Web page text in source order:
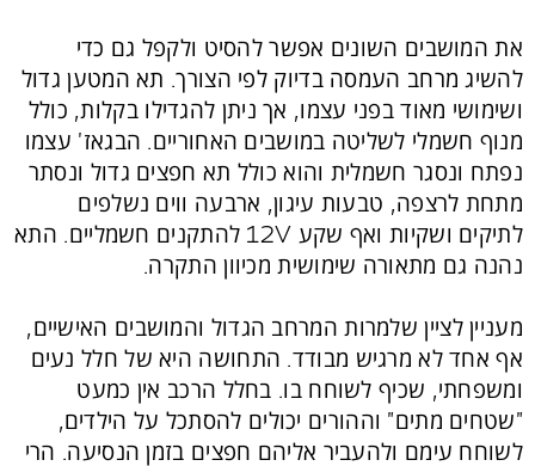
את המושבים השונים אפשר להסיט ולקפל גם כדי
להשיג מרחב העמסה בדיוק לפי הצורך. תא המטען גדול
ושימושי מאוד בפני עצמו, אך ניתן להגדילו בקלות, כולל
מנוף חשמלי לשליטה במושבים האחוריים. הבגאז' עצמו
נפתח ונסגר חשמלית והוא כולל תא חפצים גדול ונסתר
מתחת לרצפה, טבעות עיגון, ארבעה ווים נשלפים
לתיקים ושקיות ואף שקע 12V להתקנים חשמליים. התא
נהנה גם מתאורה שימושית מכיוון התקרה.
מעניין לציין שלמרות המרחב הגדול והמושבים האישיים,
אף אחד לא מרגיש מבודד. התחושה היא של חלל נעים
ומשפחתי, שכיף לשוחח בו. בחלל הרכב אין כמעט
"שטחים מתים" וההורים יכולים להסתכל על הילדים,
לשוחח עימם ולהעביר אליהם חפצים בזמן הנסיעה. הרי